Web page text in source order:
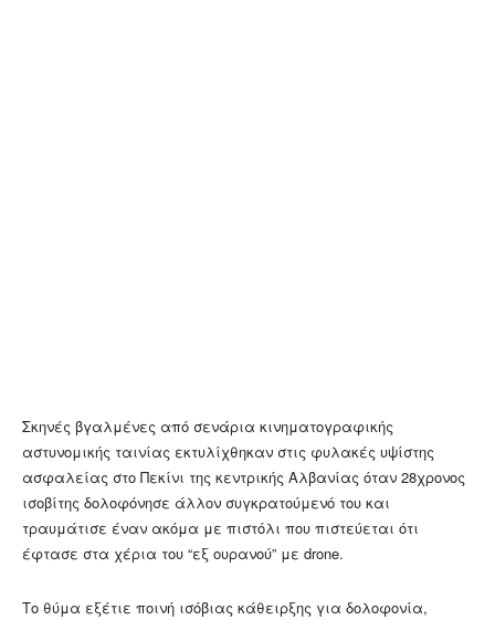
Σκηνές βγαλμένες από σενάρια κινηματογραφικής
αστυνομικής ταινίας εκτυλίχθηκαν στις φυλακές υψίστης
ασφαλείας στο Πεκίνι της κεντρικής Αλβανίας όταν 28χρονος
ισοβίτης δολοφόνησε άλλον συγκρατούμενό του και
τραυμάτισε έναν ακόμα με πιστόλι που πιστεύεται ότι
έφτασε στα χέρια του “εξ ουρανού” με drone.
Το θύμα εξέτιε ποινή ισόβιας κάθειρξης για δολοφονία,